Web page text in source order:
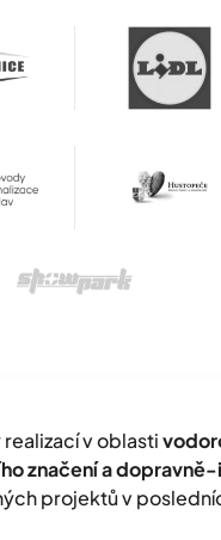
v oblasti
značení a
projektů v